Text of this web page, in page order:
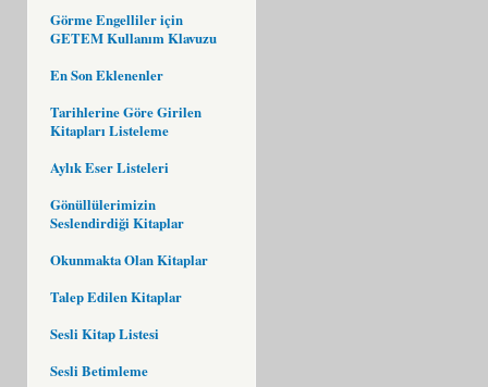
Görme Engelliler için
GETEM Kullanım Klavuzu
En Son Eklenenler
Tarihlerine Göre Girilen
Kitapları Listeleme
Aylık Eser Listeleri
Gönüllülerimizin
Seslendirdiği Kitaplar
Okunmakta Olan Kitaplar
Talep Edilen Kitaplar
Sesli Kitap Listesi
Sesli Betimleme